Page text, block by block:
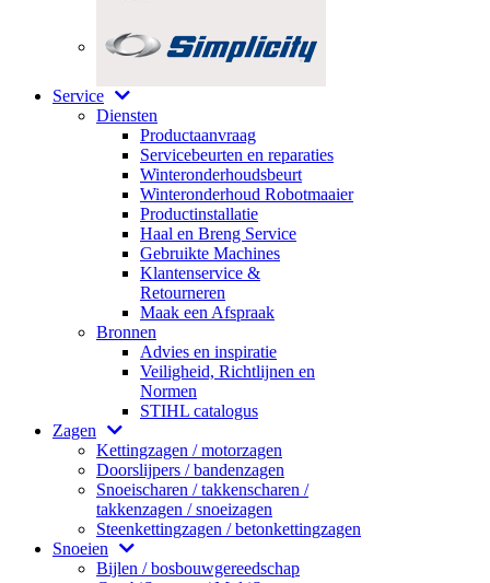
Service
Diensten
Productaanvraag
Servicebeurten en reparaties
Winteronderhoudsbeurt
Winteronderhoud Robotmaaier
Productinstallatie
Haal en Breng Service
Gebruikte Machines
Klantenservice &
Retourneren
Maak een Afspraak
Bronnen
Advies en inspiratie
Veiligheid, Richtlijnen en
Normen
STIHL catalogus
Zagen
Kettingzagen / motorzagen
Doorslijpers / bandenzagen
Snoeischaren / takkenscharen /
takkenzagen / snoeizagen
Steenkettingzagen / betonkettingzagen
Snoeien
Bijlen / bosbouwgereedschap